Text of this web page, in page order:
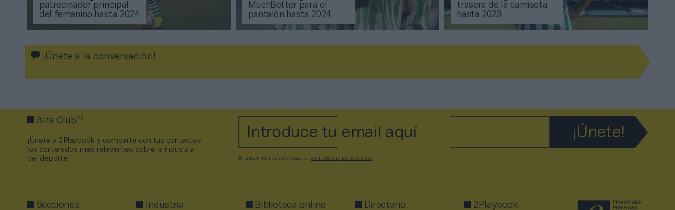
patrocinador principal
del femenino hasta 2024
MuchBetter para el
pantalón hasta 2024
trasera de la camiseta
hasta 2023
¡Únete a la conversación!
Alta Club2P
¡Únete a 2Playbook y comparte con tus contactos
los contenidos más relevantes sobre la industria
del deporte!
Al suscribirte aceptas la política de privacidad
Secciones Industria Biblioteca online Directorio 2Playbook